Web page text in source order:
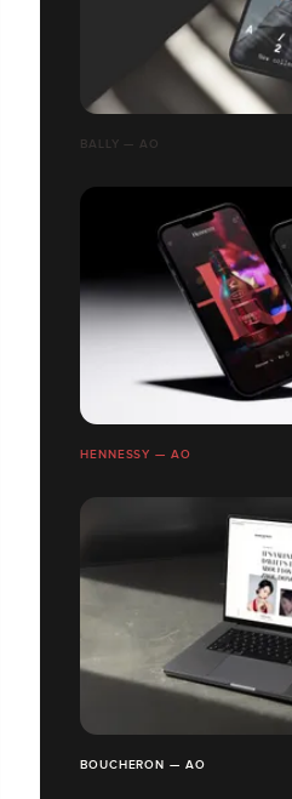
BALLY — AO
HENNESSY — AO
BOUCHERON — AO